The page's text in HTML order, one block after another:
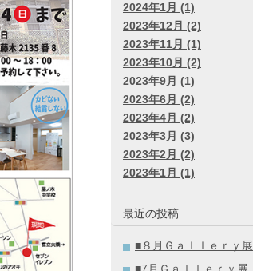
2024年1月 (1)
2023年12月 (2)
2023年11月 (1)
2023年10月 (2)
2023年9月 (1)
2023年6月 (2)
2023年4月 (2)
2023年3月 (3)
2023年2月 (2)
2023年1月 (1)
最近の投稿
■８月Ｇａｌｌｅｒｙ展